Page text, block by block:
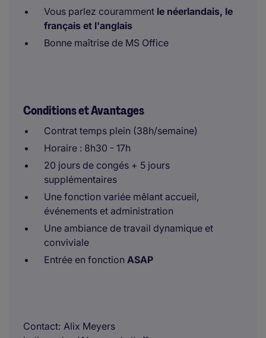
Vous parlez couramment le néerlandais, le
français et l'anglais
Bonne maîtrise de MS Office
Conditions et Avantages
Contrat temps plein (38h/semaine)
Horaire : 8h30 - 17h
20 jours de congés + 5 jours
supplémentaires
Une fonction variée mêlant accueil,
événements et administration
Une ambiance de travail dynamique et
conviviale
Entrée en fonction ASAP
Contact Alix Meyers